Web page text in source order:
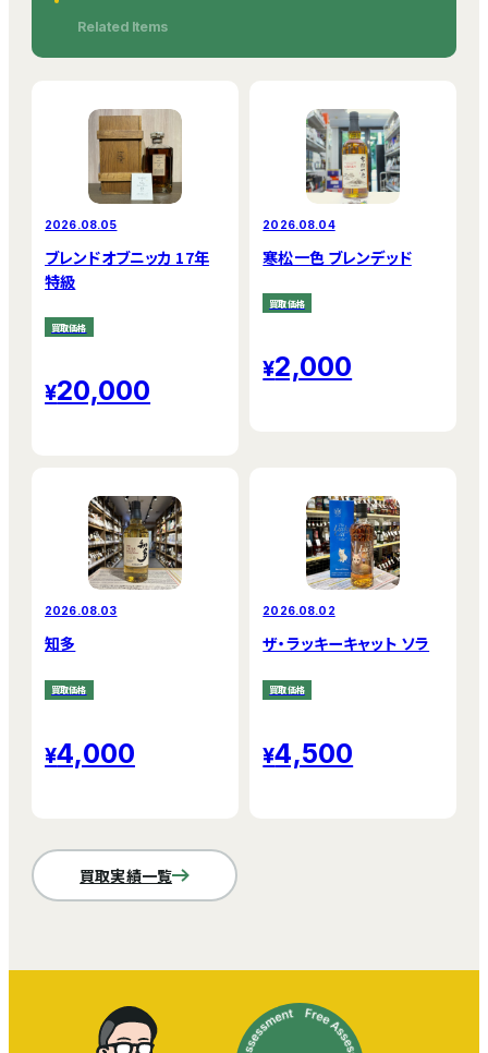
Related Items
2026.08.05
ブレンドオブニッカ 17年
特級
買取価格
20,000
2026.08.04
寒松一色 ブレンデッド
買取価格
2,000
2026.08.03
知多
買取価格
4,000
2026.08.02
ザ・ラッキーキャット ソラ
買取価格
4,500
買取実績一覧